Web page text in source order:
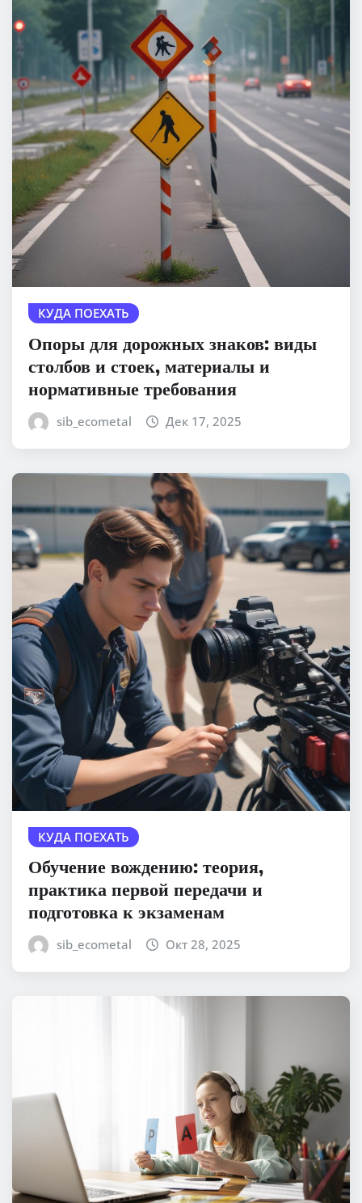
КУДА ПОЕХАТЬ
Опоры для дорожных знаков: виды
столбов и стоек, материалы и
нормативные требования
sib_ecometal Дек 17, 2025
КУДА ПОЕХАТЬ
Обучение вождению: теория,
практика первой передачи и
подготовка к экзаменам
sib_ecometal Окт 28, 2025